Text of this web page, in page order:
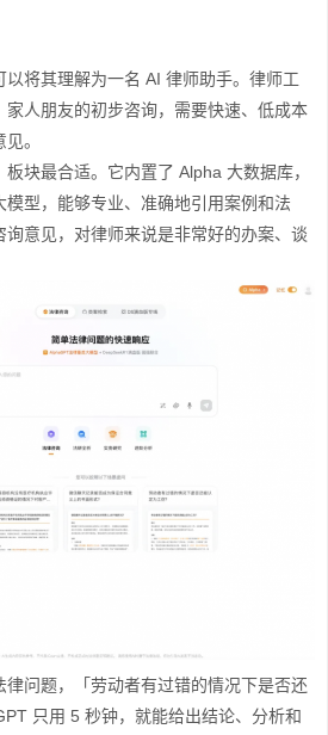
将其理解为一名 AI 律师助手。律师工
人朋友的初步咨询，需要快速、低成本
。
最合适。它内置了 Alpha 大数据库，
型，能够专业、准确地引用案例和法
意见，对律师来说是非常好的办案、谈
问题，「劳动者有过错的情况下是否还
只用 5 秒钟，就能给出结论、分析和